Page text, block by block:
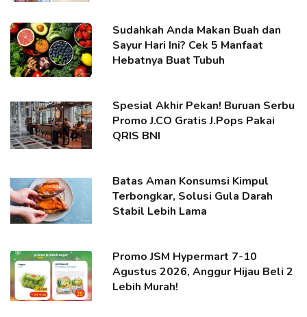
Sudahkah Anda Makan Buah dan
Sayur Hari Ini? Cek 5 Manfaat
Hebatnya Buat Tubuh
Spesial Akhir Pekan! Buruan Serbu
Promo J.CO Gratis J.Pops Pakai
QRIS BNI
Batas Aman Konsumsi Kimpul
Terbongkar, Solusi Gula Darah
Stabil Lebih Lama
Promo JSM Hypermart 7-10
Agustus 2026, Anggur Hijau Beli 2
Lebih Murah!